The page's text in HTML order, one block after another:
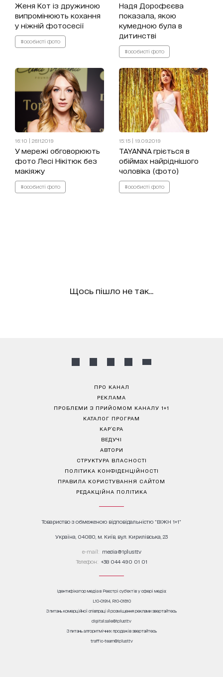
Женя Кот із дружиною
випромінюють кохання
у ніжній фотосесії
#особисті фото
Надя Дорофєєва
показала, якою
кумедною була в
дитинстві
#особисті фото
16:10 | 26.11.2019
У мережі обговорюють
фото Лесі Нікітюк без
макіяжу
#особисті фото
15:15 | 19.09.2019
TAYANNA гріється в
обіймах найріднішого
чоловіка (фото)
#особисті фото
Щось пішло не так...
ПРО КАНАЛ
РЕКЛАМА
ПРОБЛЕМИ З ПРИЙОМОМ КАНАЛУ 1+1
КАТАЛОГ ПРОГРАМ
КАР’ЄРА
ВЕДУЧІ
АВТОРИ
СТРУКТУРА ВЛАСНОСТІ
ПОЛІТИКА КОНФІДЕНЦІЙНОСТІ
ПРАВИЛА КОРИСТУВАННЯ САЙТОМ
РЕДАКЦІЙНА ПОЛІТИКА
Товариство з обмеженою відповідальністю "ВІЖН 1+1"
Україна, 04080, м. Київ, вул. Кирилівська, 23
е-mail: media@1plus1.tv
Телефон: +38 044 490 01 01
Ідентифікатор медіа в Реєстрі суб’єктів у сфері медіа:
L10-01914, R10-01810
З питань комерційної співпраці й розміщення реклами звертайтесь
digital.sale@1plus1.tv
З питань алгоритмічних продажів звертайтесь
traffic-team@1plus1.tv